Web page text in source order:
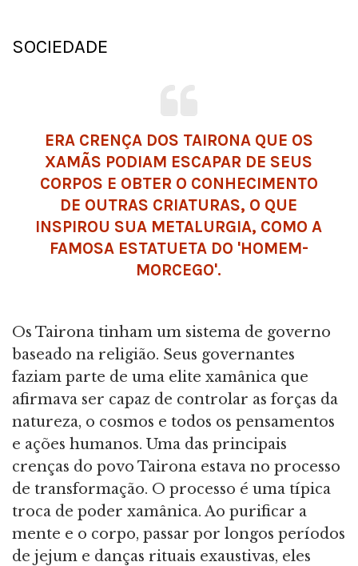
SOCIEDADE
ERA CRENÇA DOS TAIRONA QUE OS
XAMÃS PODIAM ESCAPAR DE SEUS
CORPOS E OBTER O CONHECIMENTO
DE OUTRAS CRIATURAS, O QUE
INSPIROU SUA METALURGIA, COMO A
FAMOSA ESTATUETA DO 'HOMEM-
MORCEGO'.
Os Tairona tinham um sistema de governo
baseado na religião. Seus governantes
faziam parte de uma elite xamânica que
afirmava ser capaz de controlar as forças da
natureza, o cosmos e todos os pensamentos
e ações humanos. Uma das principais
crenças do povo Tairona estava no processo
de transformação. O processo é uma típica
troca de poder xamânica. Ao purificar a
mente e o corpo, passar por longos períodos
de jejum e danças rituais exaustivas, eles